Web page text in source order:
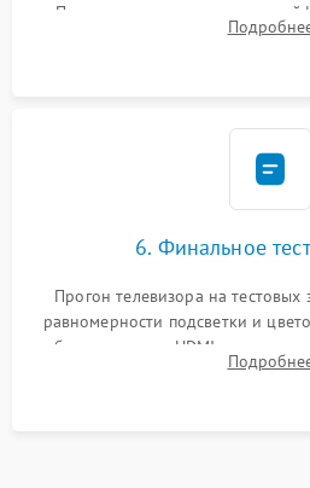
Подключение внутренних
Сброс настроек и обновление
6. Финальное
Прогон телевизора на тестовых
равномерности подсветки и
работы разъемов HDMI,
в рабочем режиме в течение